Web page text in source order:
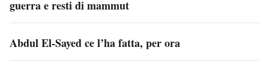
guerra e resti di mammut
Abdul El-Sayed ce l’ha fatta, per ora